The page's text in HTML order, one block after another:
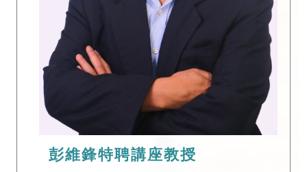
彭維鋒特聘講座教授